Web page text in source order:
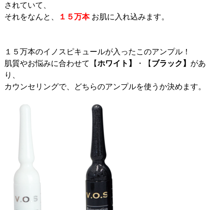
されていて、
それをなんと、
１５万本 お肌に入れ込みます。
１５万本のイノスピキュールが入ったこのアンプル！
肌質やお悩みに合わせて【ホワイト】 ・【 ブラック】 があ
り、
カウンセリングで、どちらのアンプルを使うか決めます。